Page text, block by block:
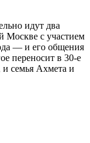
идут два
Москве с участием
— и его общения
переносит в 30-е
и семья Ахмета и